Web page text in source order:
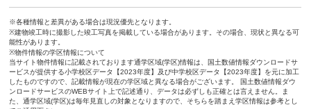
※各種情報と差異がある場合は現況優先となります。
※建物竣工時に撮影した竣工写真を掲載している場合があります。その場合、現状と異なる可
能性があります。
※物件情報の学区情報について
当サイト物件情報に記載されております通学区域(学区)情報は、国土数値情報ダウンロードサ
ービスが提供する小学校区データ【2023年度】及び中学校区データ【2023年度】を元に加工
したものですので、記載情報が現在の学区域と異なる場合がございます。 国土数値情報ダウ
ンロードサービスのWEBサイト上で記述通り、データは必ずしも正確とは言えません。ま
た、通学区域(学区)は毎年見直しの対象となりますので、そちらを踏まえ学区情報は参考とし